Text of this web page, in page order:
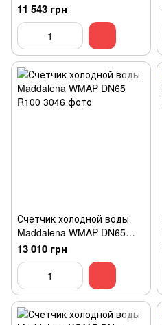
R160
11 543 грн
Счетчик холодной воды
Maddalena WMAP DN65
R100
13 010 грн